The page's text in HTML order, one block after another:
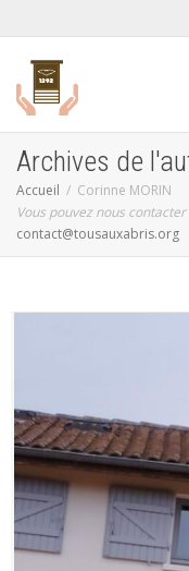
Archives de
Accueil
Corinne MORIN
Vous pouvez nous contacter
contact@tousauxabris.org